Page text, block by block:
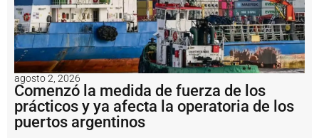
e
l
o
s
t
e
m
a
s
q
agosto 2, 2026
Comenzó la medida de fuerza de los
prácticos y ya afecta la operatoria de los
puertos argentinos